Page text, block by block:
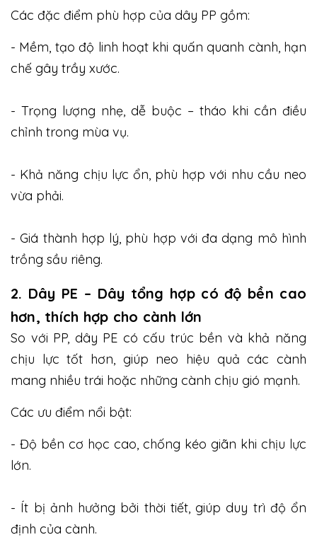
Các đặc điểm phù hợp của dây PP gồm:
- Mềm, tạo độ linh hoạt khi quấn quanh cành, hạn
chế gây trầy xước.
- Trọng lượng nhẹ, dễ buộc – tháo khi cần điều
chỉnh trong mùa vụ.
- Khả năng chịu lực ổn, phù hợp với nhu cầu neo
vừa phải.
- Giá thành hợp lý, phù hợp với đa dạng mô hình
trồng sầu riêng.
2. Dây PE – Dây tổng hợp có độ bền cao
hơn, thích hợp cho cành lớn
So với PP, dây PE có cấu trúc bền và khả năng
chịu lực tốt hơn, giúp neo hiệu quả các cành
mang nhiều trái hoặc những cành chịu gió mạnh.
Các ưu điểm nổi bật:
- Độ bền cơ học cao, chống kéo giãn khi chịu lực
lớn.
- Ít bị ảnh hưởng bởi thời tiết, giúp duy trì độ ổn
định của cành.